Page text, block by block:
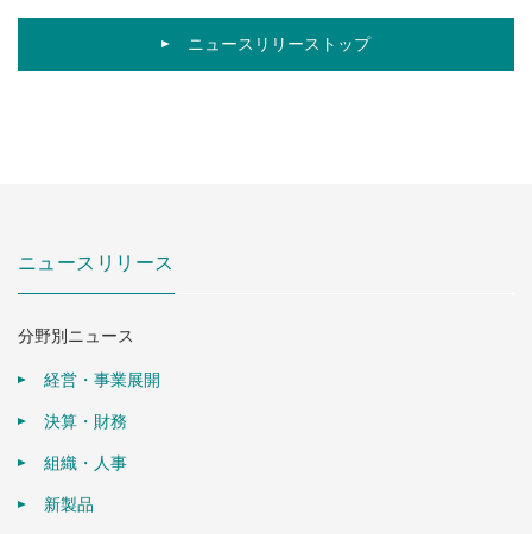
ニュースリリーストップ
ニュースリリース
分野別ニュース
経営・事業展開
決算・財務
組織・人事
新製品